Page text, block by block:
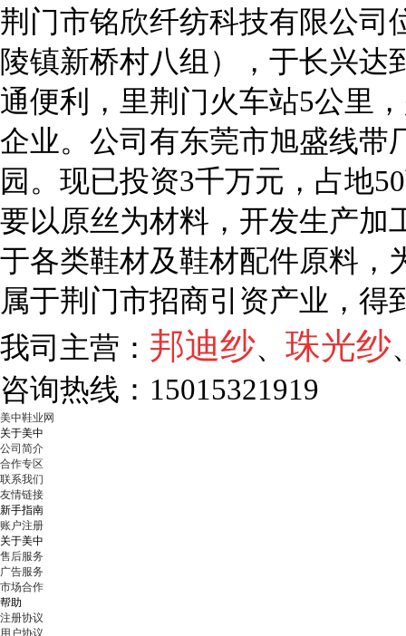
荆门市铭欣纤纺科技有限公司
陵镇新桥村八组），于长兴达
通便利，里荆门火车站5公里
企业。公司有东莞市旭盛线带
园。现已投资3千万元，占地
要以原丝为材料，开发生产加
于各类鞋材及鞋材配件原料，
属于荆门市招商引资产业，
我司主营： 邦迪纱、 珠光纱
咨询热线：15015321919
美中鞋业网
关于美中
公司简介
合作专区
联系我们
友情链接
新手指南
账户注册
关于美中
售后服务
广告服务
市场合作
帮助
注册协议
用户协议